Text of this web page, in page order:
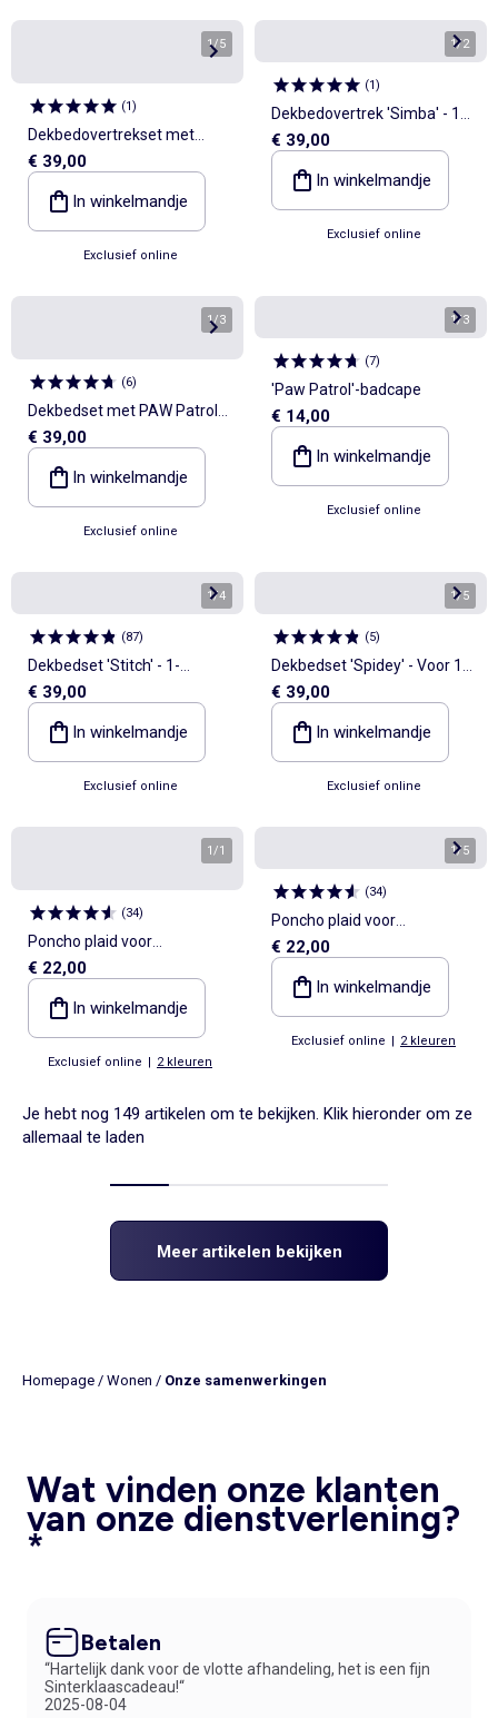
1/5
(1)
Dekbedovertrekset met
'Avengers'-print - 1 persoon
€ 39,00
In winkelmandje
Exclusief online
1/2
(1)
Dekbedovertrek 'Simba' - 1
persoon
€ 39,00
In winkelmandje
Exclusief online
1/3
(6)
Dekbedset met PAW Patrol-
print - 1-persoonsbed
€ 39,00
In winkelmandje
Exclusief online
1/3
(7)
'Paw Patrol'-badcape
€ 14,00
In winkelmandje
Exclusief online
1/4
(87)
Dekbedset 'Stitch' - 1-
persoonsbed
€ 39,00
In winkelmandje
Exclusief online
1/5
(5)
Dekbedset 'Spidey' - Voor 1-
persoonsbed
€ 39,00
In winkelmandje
Exclusief online
1 /1
(34)
Poncho plaid voor
volwassenen 'Harry Potter'
€ 22,00
In winkelmandje
Exclusief online | 2 kleuren
1/5
(34)
Poncho plaid voor
volwassenen 'Stitch'
€ 22,00
In winkelmandje
Exclusief online | 2 kleuren
Je hebt nog 149 artikelen om te bekijken. Klik hieronder om ze
allemaal te laden
Meer artikelen bekijken
Homepage / Wonen / Onze samenwerkingen
Wat vinden onze klanten
van onze dienstverlening?
*
Betalen
“Hartelijk dank voor de vlotte afhandeling, het is een fijn
Sinterklaascadeau!“
2025-08-04